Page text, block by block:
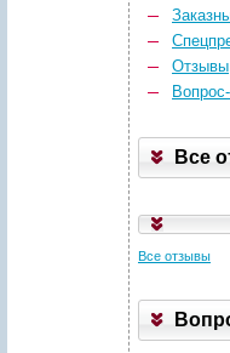
Отзывы
Все
Все отзывы